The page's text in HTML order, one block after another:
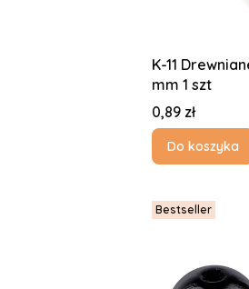
K-11
mm 1 szt
Cena
0,89 zł
Do koszyka
Bestseller